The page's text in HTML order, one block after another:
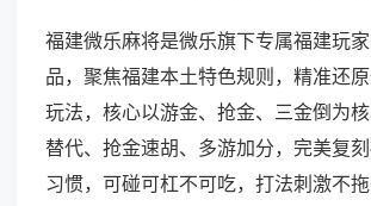
福建微乐麻将是微乐旗下专属福建玩
品，聚焦福建本土特色规则，精准还
玩法，核心以游金、抢金、三金倒为
替代、抢金速胡、多游加分，完美复
习惯，可碰可杠不可吃，打法刺激不